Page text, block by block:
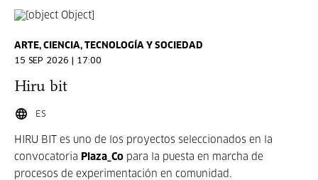
ARTE, CIENCIA, TECNOLOGÍA Y SOCIEDAD
15 SEP 2026 | 17:00
Hiru bit
ES
HIRU BIT es uno de los proyectos seleccionados en la
convocatoria Plaza_Co para la puesta en marcha de
procesos de experimentación en comunidad.